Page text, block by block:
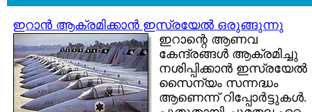
ഇറാന്‍ ആക്രമിക്കാന്‍ ഇസ്രയേല്‍ ഒരുങ്ങുന്നു
ഇറാന്റെ ആണവ
കേന്ദ്രങ്ങള്‍ ആക്രമിച്ചു
നശിപ്പിക്കാന്‍ ഇസ്രയേല്‍
സൈന്യം സന്നദ്ധം
ആണെന്ന് റിപ്പോര്‍ട്ടുകള്‍.